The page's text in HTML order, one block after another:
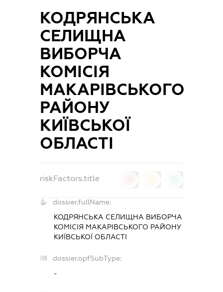
КОДРЯНСЬКА
СЕЛИЩНА
ВИБОРЧА
КОМІСІЯ
МАКАРІВСЬКОГО
РАЙОНУ
КИЇВСЬКОЇ
ОБЛАСТІ
riskFactors.title
dossier.fullName:
КОДРЯНСЬКА СЕЛИЩНА ВИБОРЧА
КОМІСІЯ МАКАРІВСЬКОГО РАЙОНУ
КИЇВСЬКОЇ ОБЛАСТІ
dossier.opfSubType:
-